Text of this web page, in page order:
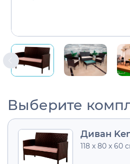
Выберите
Диван
118 x 80 x 60